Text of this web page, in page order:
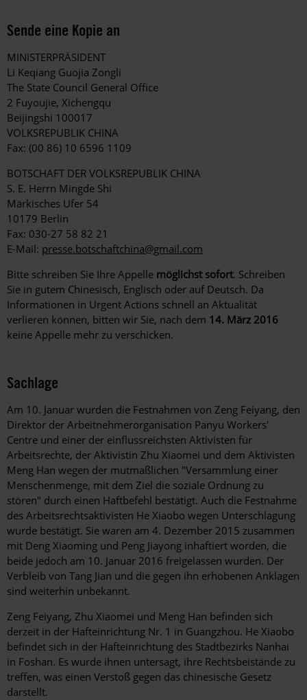
Sende eine Kopie an
MINISTERPRÄSIDENT
Li Keqiang Guojia Zongli
The State Council General Office
2 Fuyoujie, Xichengqu
Beijingshi 100017
VOLKSREPUBLIK CHINA
Fax: (00 86) 10 6596 1109
BOTSCHAFT DER VOLKSREPUBLIK CHINA
S. E. Herrn Mingde Shi
Märkisches Ufer 54
10179 Berlin
Fax: 030-27 58 82 21
E-Mail: presse.botschaftchina@gmail.com
Bitte schreiben Sie Ihre Appelle möglichst sofort. Schreiben
Sie in gutem Chinesisch, Englisch oder auf Deutsch. Da
Informationen in Urgent Actions schnell an Aktualität
verlieren können, bitten wir Sie, nach dem 14. März 2016
keine Appelle mehr zu verschicken.
Sachlage
Am 10. Januar wurden die Festnahmen von Zeng Feiyang, den
Direktor der Arbeitnehmerorganisation Panyu Workers'
Centre und einer der einflussreichsten Aktivisten für
Arbeitsrechte, der Aktivistin Zhu Xiaomei und dem Aktivisten
Meng Han wegen der mutmaßlichen "Versammlung einer
Menschenmenge, mit dem Ziel die soziale Ordnung zu
stören" durch einen Haftbefehl bestätigt. Auch die Festnahme
des Arbeitsrechtsaktivisten He Xiaobo wegen Unterschlagung
wurde bestätigt. Sie waren am 4. Dezember 2015 zusammen
mit Deng Xiaoming und Peng Jiayong inhaftiert worden, die
beide jedoch am 10. Januar 2016 freigelassen wurden. Der
Verbleib von Tang Jian und die gegen ihn erhobenen Anklagen
sind weiterhin unbekannt.
Zeng Feiyang, Zhu Xiaomei und Meng Han befinden sich
derzeit in der Hafteinrichtung Nr. 1 in Guangzhou. He Xiaobo
befindet sich in der Hafteinrichtung des Stadtbezirks Nanhai
in Foshan. Es wurde ihnen untersagt, ihre Rechtsbeistände zu
treffen, was einen Verstoß gegen das chinesische Gesetz
darstellt.